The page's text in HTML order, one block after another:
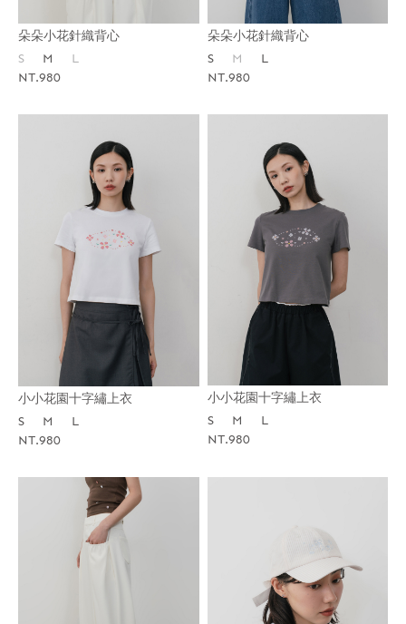
朵朵小花針織背心
S
M
L
NT.980
朵朵小花針織背心
S
M
L
NT.980
小小花園十字繡上衣
S
M
L
NT.980
小小花園十字繡上衣
S
M
L
NT.980